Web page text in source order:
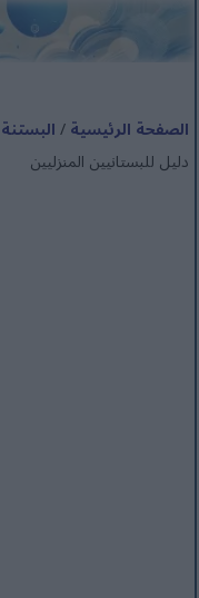
الصفحة الرئيسية/البستنة
دليل للبستانيين المنزليين